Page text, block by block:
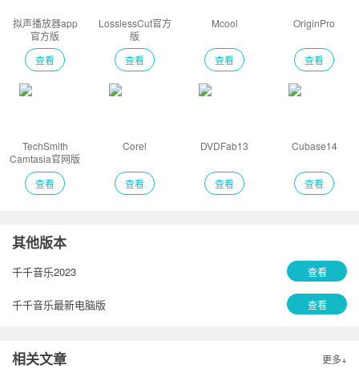
拟声播放器app
官方版
查看
LosslessCut官方
版
查看
Mcool
查看
OriginPro
查看
TechSmith
Camtasia官网版
查看
Corel
查看
DVDFab13
查看
Cubase14
查看
其他版本
千千音乐2023 查看
千千音乐最新电脑版 查看
相关文章 更多+